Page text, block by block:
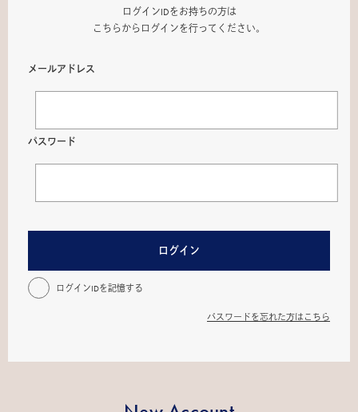
ログインIDをお持ちの方は
こちらからログインを行ってください。
メールアドレス
パスワード
ログイン
ログインIDを記憶する
パスワードを忘れた方はこちら